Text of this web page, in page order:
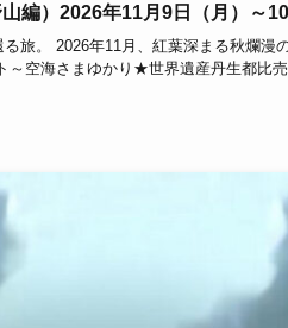
編）2026年11月9日（月）～
旅。 2026年11月、紅葉深まる秋爛漫
～空海さまゆかり★世界遺産丹生都比